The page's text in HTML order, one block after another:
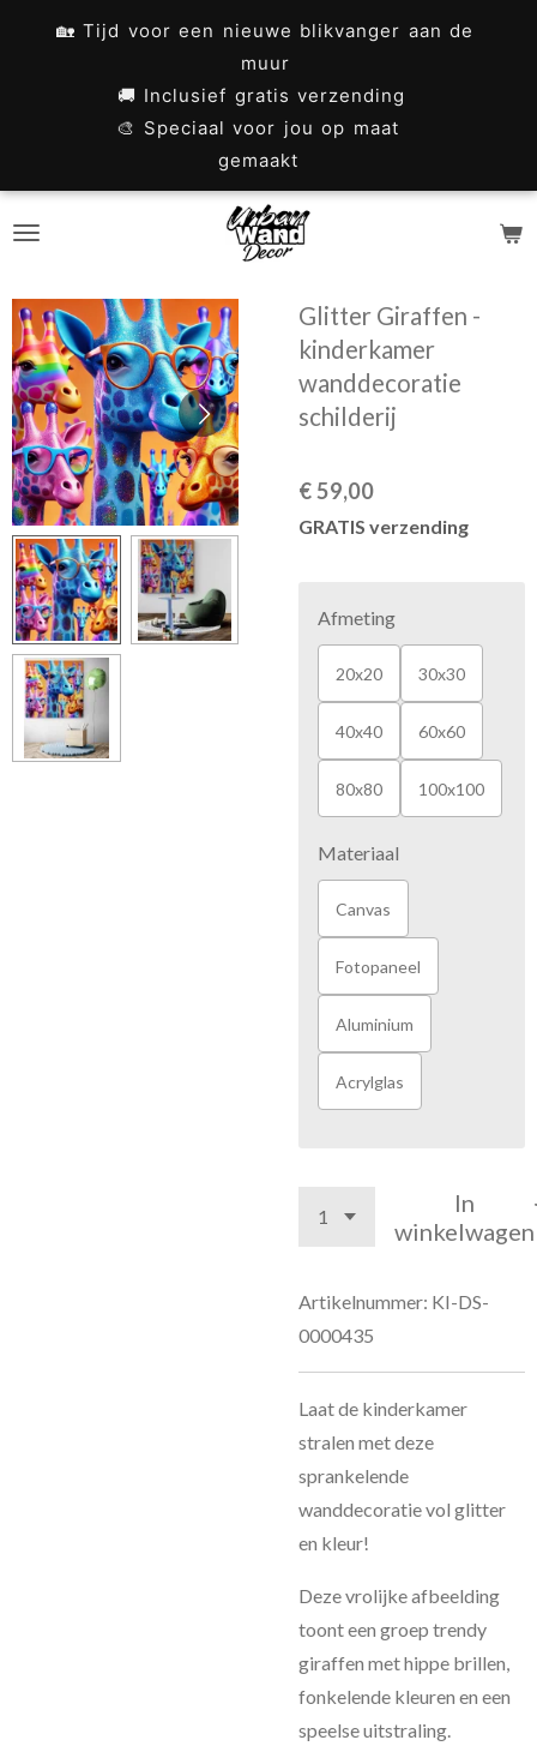
🏡 Tijd voor een nieuwe blikvanger aan de
muur
🚚 Inclusief gratis verzending
🎨 Speciaal voor jou op maat
gemaakt
Glitter Giraffen -
kinderkamer
wanddecoratie
schilderij
€ 59,00
GRATIS verzending
Afmeting
20x20 30x30
40x40 60x60
80x80 100x100
Materiaal
Canvas
Fotopaneel
Aluminium
Acrylglas
In
winkelwagen
Artikelnummer: KI-DS-
0000435
Laat de kinderkamer
stralen met deze
sprankelende
wanddecoratie vol glitter
en kleur!
Deze vrolijke afbeelding
toont een groep trendy
giraffen met hippe brillen,
fonkelende kleuren en een
speelse uitstraling.